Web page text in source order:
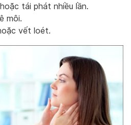
tái phát nhiều lần.
môi.
vết loét.